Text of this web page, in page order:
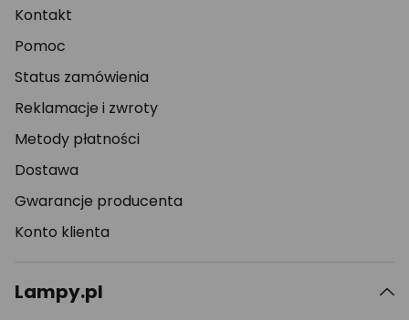
Kontakt
Pomoc
Status zamówienia
Reklamacje i zwroty
Metody płatności
Dostawa
Gwarancje producenta
Konto klienta
Lampy.pl